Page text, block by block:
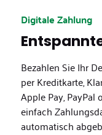
Digitale Zahlung
Bezahlen Sie Ihr
per Kreditkarte,
Apple Pay, PayPal
einfach
automatisch